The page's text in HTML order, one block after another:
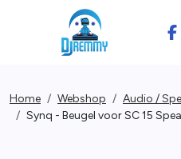
Home Webshop Audio /
Synq - Beugel voor SC 15